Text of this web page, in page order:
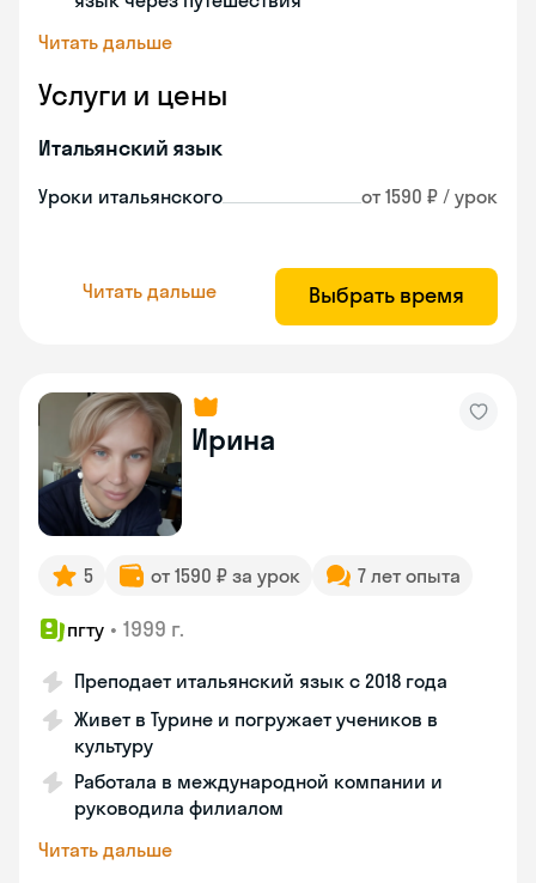
Читать дальше
Услуги и цены
Итальянский язык
Уроки итальянского от 1590 ₽ / урок
Читать дальше Выбрать время
Ирина
5 от 1590 ₽ за урок 7 лет опыта
пгту • 1999 г.
Преподает итальянский язык с 2018 года
Живет в Турине и погружает учеников в
культуру
Работала в международной компании и
руководила филиалом
Читать дальше